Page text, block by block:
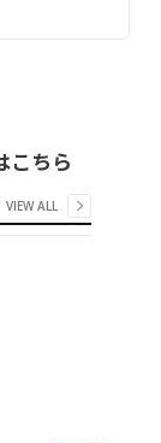
こちら
VIEW ALL